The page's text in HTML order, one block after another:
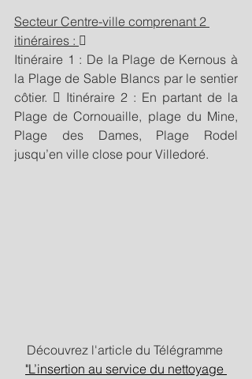
Secteur Centre-ville comprenant 2
itinéraires : 
Itinéraire 1 : De la Plage de Kernous à
la Plage de Sable Blancs par le sentier
côtier.  Itinéraire 2 : En partant de la
Plage de Cornouaille, plage du Mine,
Plage des Dames, Plage Rodel
jusqu’en ville close pour Villedoré.
Découvrez l'article du Télégramme
"L’insertion au service du nettoyage